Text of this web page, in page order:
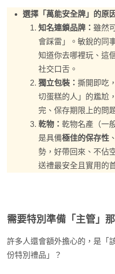
選擇「萬能安全牌」的原
知名連鎖品牌： 雖然
會踩雷」。敏銳的同
知道你去哪裡玩、這
社交口舌。
獨立包裝： 撕開即吃
切蛋糕的人」的尷尬
完、保存期限上的問
乾物： 乾物名產（一
是具備極佳的保存性 、
勢，好帶回來、不佔
送禮最安全且實用的
需要特別準備「主管」
許多人還會額外擔心的，是「
份特別禮品」？